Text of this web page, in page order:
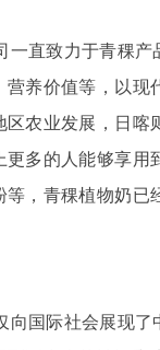
一直致力于青稞
养价值等，以
农业发展，日
多的人能够享
，青稞植物奶已
向国际社会展现